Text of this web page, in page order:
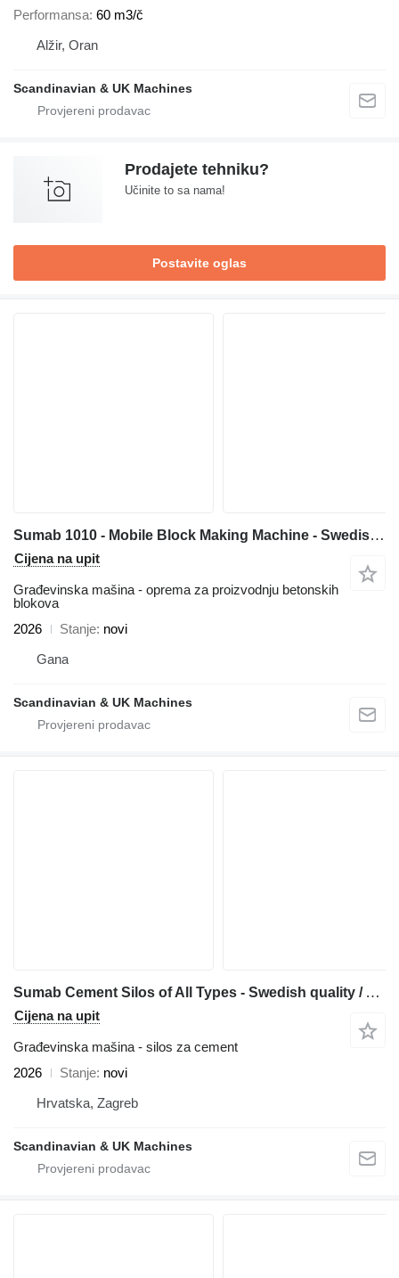
Performansa 60 m3/č
Alžir, Oran
Scandinavian & UK Machines
Prodajete tehniku?
Učinite to sa nama!
Postavite oglas
Sumab 1010 - Mobile Block Making Machine - Swedish quality
Cijena na upit
Građevinska mašina - oprema za proizvodnju betonskih
blokova
2026
Stanje novi
Gana
Scandinavian & UK Machines
Sumab Cement Silos of All Types - Swedish quality / Affordable price
Cijena na upit
Građevinska mašina - silos za cement
2026
Stanje novi
Hrvatska, Zagreb
Scandinavian & UK Machines